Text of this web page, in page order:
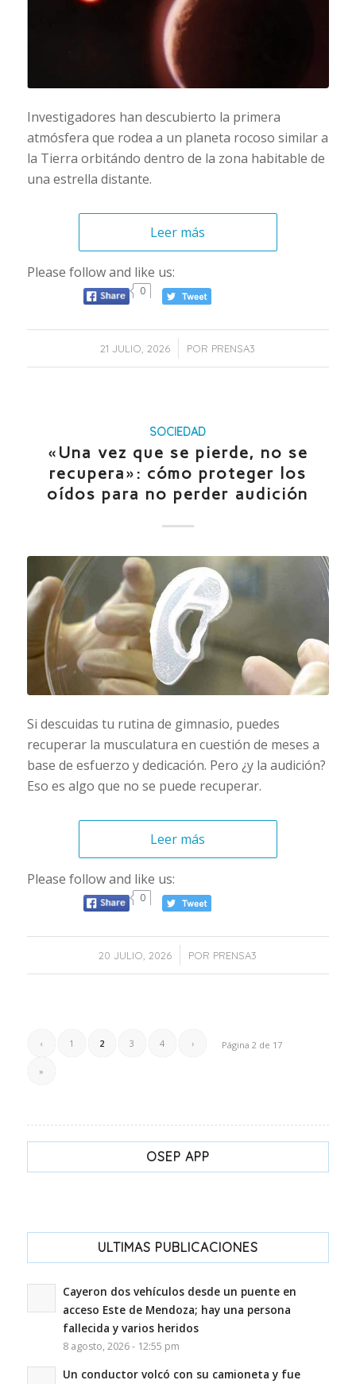
Investigadores han descubierto la primera
atmósfera que rodea a un planeta rocoso similar a
la Tierra orbitándo dentro de la zona habitable de
una estrella distante.
Leer más
Please follow and like us:
0
21 JULIO, 2026
/ POR PRENSA3
SOCIEDAD
«Una vez que se pierde, no se
recupera»: cómo proteger los
oídos para no perder audición
Si descuidas tu rutina de gimnasio, puedes
recuperar la musculatura en cuestión de meses a
base de esfuerzo y dedicación. Pero ¿y la audición?
Eso es algo que no se puede recuperar.
Leer más
Please follow and like us:
0
20 JULIO, 2026
/ POR PRENSA3
Página 2 de 17
‹ 1 2 3 4 ›
»
OSEP APP
ULTIMAS PUBLICACIONES
Cayeron dos vehículos desde un puente en
acceso Este de Mendoza; hay una persona
fallecida y varios heridos
8 agosto, 2026 - 12:55 pm
Un conductor volcó con su camioneta y fue